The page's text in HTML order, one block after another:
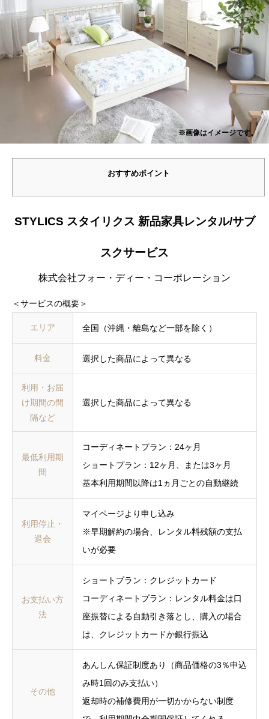
※画像はイメージです。
おすすめポイント
STYLICS スタイリクス 新品家具レンタル/サブ
スクサービス
株式会社フォー・ディー・コーポレーション
＜サービスの概要＞
エリア 全国（沖縄・離島など一部を除く）
料金 選択した商品によって異なる
利用・お届
け期間の間
隔など
選択した商品によって異なる
最低利用期
間
コーディネートプラン：24ヶ月
ショートプラン：12ヶ月、または3ヶ月
基本利用期間以降は1ヵ月ごとの自動継続
利用停止・
退会
マイページより申し込み
※早期解約の場合、レンタル料残額の支払
いが必要
お支払い方
法
ショートプラン：クレジットカード
コーディネートプラン：レンタル料金は口
座振替による自動引き落とし、購入の場合
は、クレジットカードか銀行振込
その他
あんしん保証制度あり（商品価格の3％申込
み時1回のみ支払い）
返却時の補修費用が一切かからない制度